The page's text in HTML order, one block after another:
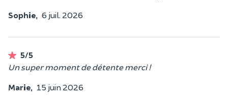
Sophie, 6 juil. 2026
5/5
Un super moment de détente merci !
Marie, 15 juin 2026